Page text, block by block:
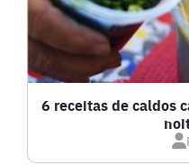
BOLOS E TORTAS
CALDOS
CARNE BOVINA
6 receitas de caldos